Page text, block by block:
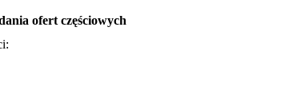
ofert częściowych